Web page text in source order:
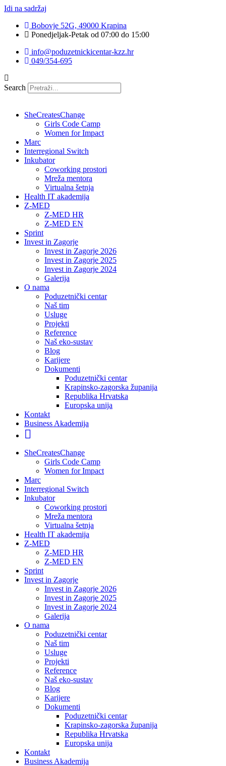
Idi na sadržaj
Bobovje 52G, 49000 Krapina
Ponedjeljak-Petak od 07:00 do 15:00
info@poduzetnickicentar-kzz.hr
049/354-695
Search
SheCreatesChange
Girls Code Camp
Women for Impact
Marc
Interregional Switch
Inkubator
Coworking prostori
Mreža mentora
Virtualna šetnja
Health IT akademija
Z-MED
Z-MED HR
Z-MED EN
Sprint
Invest in Zagorje
Invest in Zagorje 2026
Invest in Zagorje 2025
Invest in Zagorje 2024
Galerija
O nama
Poduzetnički centar
Naš tim
Usluge
Projekti
Reference
Naš eko-sustav
Blog
Karijere
Dokumenti
Poduzetnički centar
Krapinsko-zagorska županija
Republika Hrvatska
Europska unija
Kontakt
Business Akademija
SheCreatesChange
Girls Code Camp
Women for Impact
Marc
Interregional Switch
Inkubator
Coworking prostori
Mreža mentora
Virtualna šetnja
Health IT akademija
Z-MED
Z-MED HR
Z-MED EN
Sprint
Invest in Zagorje
Invest in Zagorje 2026
Invest in Zagorje 2025
Invest in Zagorje 2024
Galerija
O nama
Poduzetnički centar
Naš tim
Usluge
Projekti
Reference
Naš eko-sustav
Blog
Karijere
Dokumenti
Poduzetnički centar
Krapinsko-zagorska županija
Republika Hrvatska
Europska unija
Kontakt
Business Akademija